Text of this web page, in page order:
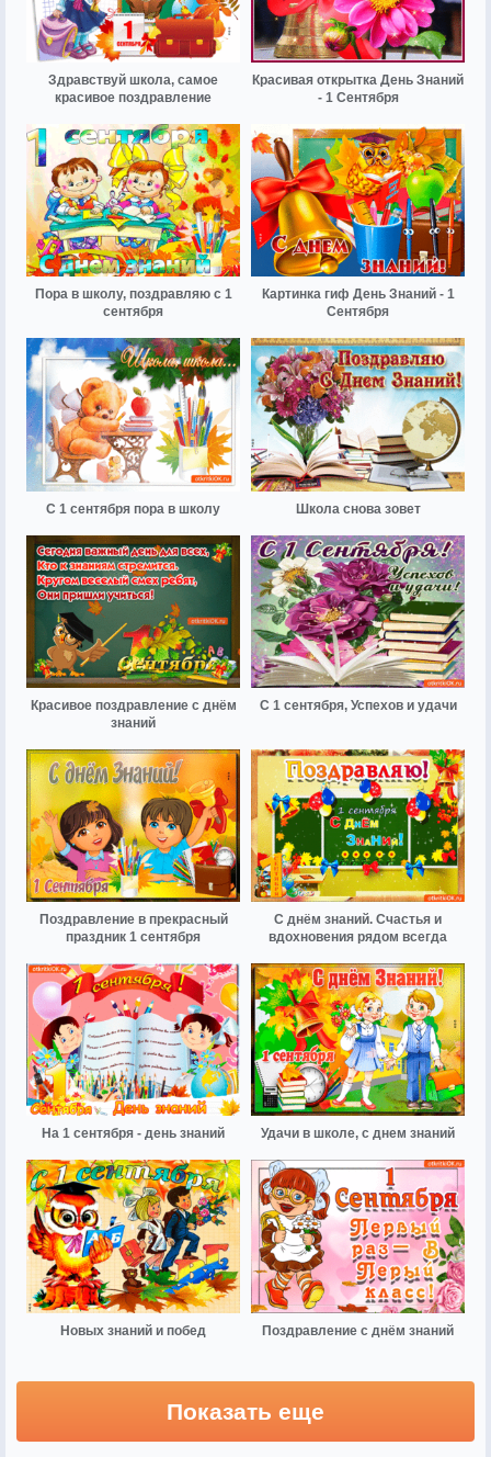
Здравствуй школа, самое
красивое поздравление
Красивая открытка День Знаний
- 1 Сентября
Пора в школу, поздравляю с 1
сентября
Картинка гиф День Знаний - 1
Сентября
С 1 сентября пора в школу Школа снова зовет
Красивое поздравление с днём
знаний
С 1 сентября, Успехов и удачи
Поздравление в прекрасный
праздник 1 сентября
С днём знаний. Счастья и
вдохновения рядом всегда
На 1 сентября - день знаний Удачи в школе, с днем знаний
Новых знаний и побед Поздравление с днём знаний
Показать еще